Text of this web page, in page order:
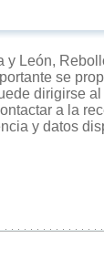
León,
se
dirigirse
a la
y datos